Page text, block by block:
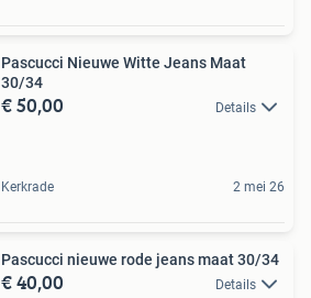
Pascucci Nieuwe Witte Jeans Maat
30/34
€ 50,00 Details
Kerkrade 2 mei 26
Pascucci nieuwe rode jeans maat 30/34
€ 40,00 Details